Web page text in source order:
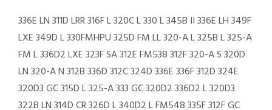
336E LN 311D LRR 316F L 320C L 330 L 345B II 336E LH 349F
LXE 349D L 330FMHPU 325D FM LL 320-A L 325B L 325-A
FM L 336D2 LXE 323F SA 312E FM538 312F 320-A S 320D
LN 320-A N 312B 336D 312C 324D 336E 336F 312D 324E
320D3 GC 315D L 325-A 333 GC 320D2 336D2 L 320D3
322B LN 314D CR 326D L 340D2 L FM548 335F 312F GC